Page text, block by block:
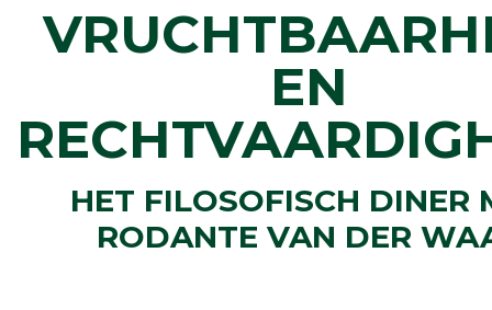
EN
HET FILOSOFISCH DINER
RODANTE VAN DER